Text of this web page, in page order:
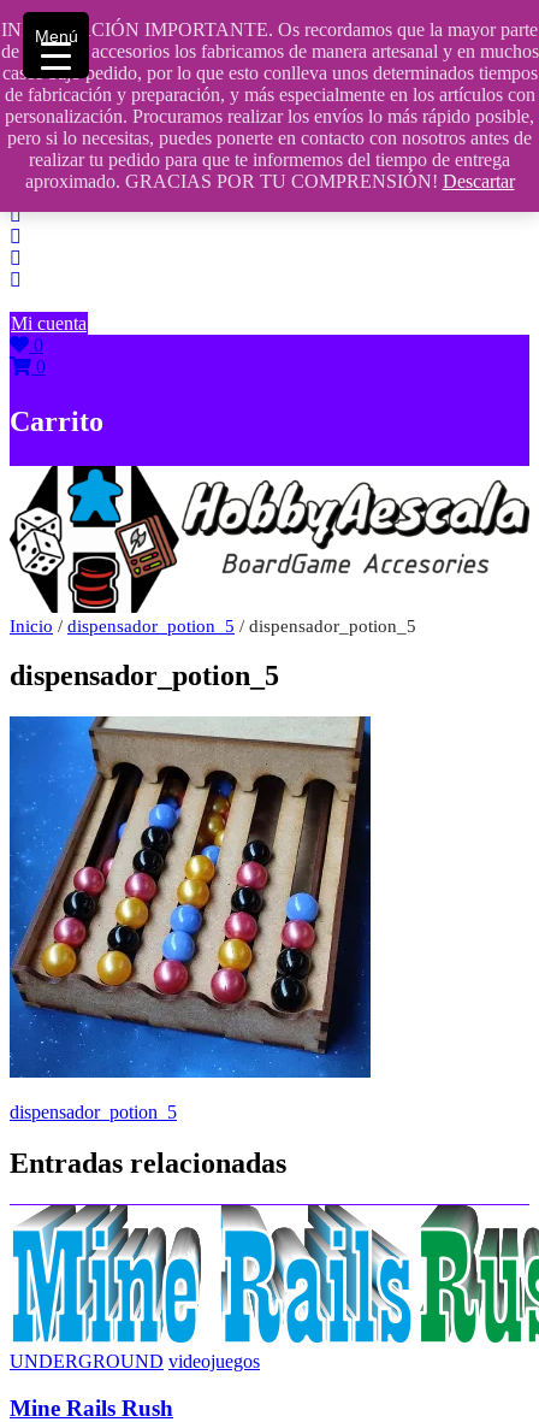
INFORMACIÓN IMPORTANTE. Os recordamos que la mayor parte
de nuestros accesorios los fabricamos de manera artesanal y en muchos
casos bajo pedido, por lo que esto conlleva unos determinados tiempos
de fabricación y preparación, y más especialmente en los artículos con
personalización. Procuramos realizar los envíos lo más rápido posible,
pero si lo necesitas, puedes ponerte en contacto con nosotros antes de
realizar tu pedido para que te informemos del tiempo de entrega
aproximado. GRACIAS POR TU COMPRENSIÓN! Descartar
Saltar
contenido
609241475 SOLO DE 10:00 a 14:00
info@hobbyaescala.com
San Fernando de Henares
10:00 - 14:00
Mi cuenta
0
0
Carrito
Inicio / dispensador_potion_5 / dispensador_potion_5
dispensador_potion_5
Navegación
de
entradas
dispensador_potion_5
Entradas relacionadas
UNDERGROUND videojuegos
Mine Rails Rush
Menú